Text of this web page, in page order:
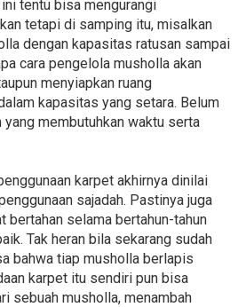
tentu bisa mengurangi
tetapi di samping itu, misalkan
dengan kapasitas ratusan sampai
cara pengelola musholla akan
menyiapkan ruang
kapasitas yang setara. Belum
yang membutuhkan waktu serta
karpet akhirnya dinilai
sajadah. Pastinya juga
bertahan selama bertahun-tahun
Tak heran bila sekarang sudah
bahwa tiap musholla berlapis
karpet itu sendiri pun bisa
sebuah musholla, menambah